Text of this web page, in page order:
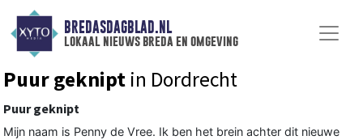
BREDASDAGBLAD.NL
lokaal nieuws breda en omgeving
Puur geknipt in Dordrecht
Puur geknipt
Mijn naam is Penny de Vree. Ik ben het brein achter dit nieuwe